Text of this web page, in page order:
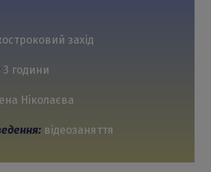
захід
3 години
Ніколаєва
відеозаняття